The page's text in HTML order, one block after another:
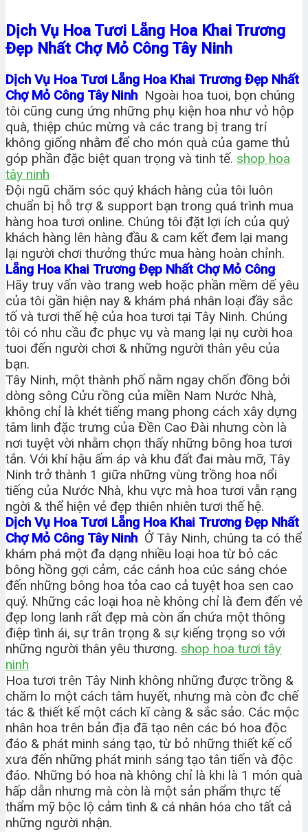
Dịch Vụ Hoa Tươi Lẵng Hoa Khai Trương
Đẹp Nhất Chợ Mỏ Công Tây Ninh
Dịch Vụ Hoa Tươi Lẵng Hoa Khai Trương Đẹp Nhất
Chợ Mỏ Công Tây Ninh Ngoài hoa tuoi, bọn chúng
tôi cũng cung ứng những phụ kiện hoa như vỏ hộp
quà, thiệp chúc mừng và các trang bị trang trí
không giống nhằm để cho món quà của game thủ
góp phần đặc biệt quan trọng và tinh tế. shop hoa
tây ninh
Đội ngũ chăm sóc quý khách hàng của tôi luôn
chuẩn bị hỗ trợ & support bạn trong quá trình mua
hàng hoa tươi online. Chúng tôi đặt lợi ích của quý
khách hàng lên hàng đầu & cam kết đem lại mang
lại người chơi thưởng thức mua hàng hoàn chỉnh.
Lẵng Hoa Khai Trương Đẹp Nhất Chợ Mỏ Công
Hãy truy vấn vào trang web hoặc phần mềm dế yêu
của tôi gần hiện nay & khám phá nhân loại đầy sắc
tố và tươi thế hệ của hoa tươi tại Tây Ninh. Chúng
tôi có nhu cầu đc phục vụ và mang lại nụ cười hoa
tuoi đến người chơi & những người thân yêu của
bạn.
Tây Ninh, một thành phố nằm ngay chốn đồng bởi
dòng sông Cửu rồng của miền Nam Nước Nhà,
không chỉ là khét tiếng mang phong cách xây dựng
tâm linh đặc trưng của Đền Cao Đài nhưng còn là
nơi tuyệt vời nhằm chọn thấy những bông hoa tươi
tắn. Với khí hậu ấm áp và khu đất đai màu mỡ, Tây
Ninh trở thành 1 giữa những vùng trồng hoa nổi
tiếng của Nước Nhà, khu vực mà hoa tươi vẫn rạng
ngời & thể hiện vẻ đẹp thiên nhiên tươi thế hệ.
Dịch Vụ Hoa Tươi Lẵng Hoa Khai Trương Đẹp Nhất
Chợ Mỏ Công Tây Ninh Ở Tây Ninh, chúng ta có thể
khám phá một đa dạng nhiều loại hoa từ bỏ các
bông hồng gợi cảm, các cánh hoa cúc sáng chóe
đến những bông hoa tỏa cao cả tuyệt hoa sen cao
quý. Những các loại hoa nè không chỉ là đem đến vẻ
đẹp long lanh rất đẹp mà còn ẩn chứa một thông
điệp tình ái, sự trân trọng & sự kiếng trọng so với
những người thân yêu thương. shop hoa tươi tây
ninh
Hoa tươi trên Tây Ninh không những được trồng &
chăm lo một cách tâm huyết, nhưng mà còn đc chế
tác & thiết kế một cách kĩ càng & sắc sảo. Các mộc
nhân hoa trên bản địa đã tạo nên các bó hoa độc
đáo & phát minh sáng tạo, từ bỏ những thiết kế cổ
xưa đến những phát minh sáng tạo tân tiến và độc
đáo. Những bó hoa nà không chỉ là khi là 1 món quà
hấp dẫn nhưng mà còn là một sản phẩm thực tế
thẩm mỹ bộc lộ cảm tình & cá nhân hóa cho tất cả
những người nhận.